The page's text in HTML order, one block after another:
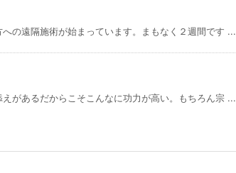
の遠隔施術が始まっています。まもなく２週間です ...
があるだからこそこんなに功力が高い。もちろん宗 ...